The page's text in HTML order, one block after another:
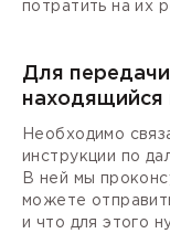
потратить на их
Для передачи
находящийся
Необходимо
инструкции по
В ней мы
можете
и что для этого